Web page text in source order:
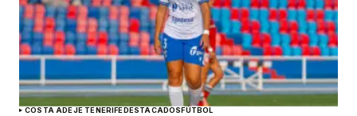
COSTA ADEJE TENERIFEDESTACADOSFÚTBOL